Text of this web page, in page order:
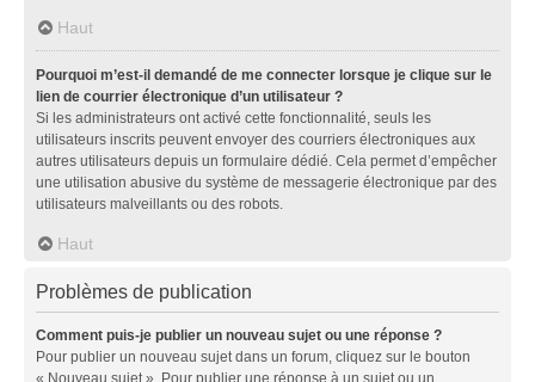
Haut
Pourquoi m’est-il demandé de me connecter lorsque je clique sur le
lien de courrier électronique d’un utilisateur ?
Si les administrateurs ont activé cette fonctionnalité, seuls les
utilisateurs inscrits peuvent envoyer des courriers électroniques aux
autres utilisateurs depuis un formulaire dédié. Cela permet d’empêcher
une utilisation abusive du système de messagerie électronique par des
utilisateurs malveillants ou des robots.
Haut
Problèmes de publication
Comment puis-je publier un nouveau sujet ou une réponse ?
Pour publier un nouveau sujet dans un forum, cliquez sur le bouton
« Nouveau sujet ». Pour publier une réponse à un sujet ou un